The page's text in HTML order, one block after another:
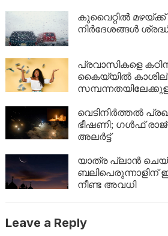
കുവൈറ്റിൽ
നിർദേശങ്ങൾ
പ്രവാസികളെ
കൈയ്യിൽ
ബാങ്ക് ബാലൻസും
വെടിനിർത്തൽ
ഭീഷണി; ഗൾഫ്
അലർട്ട്
യാത്ര പ്ലാൻ
ബലിപെരുന്നാളിന്
നീണ്ട അവധി
Leave a Reply